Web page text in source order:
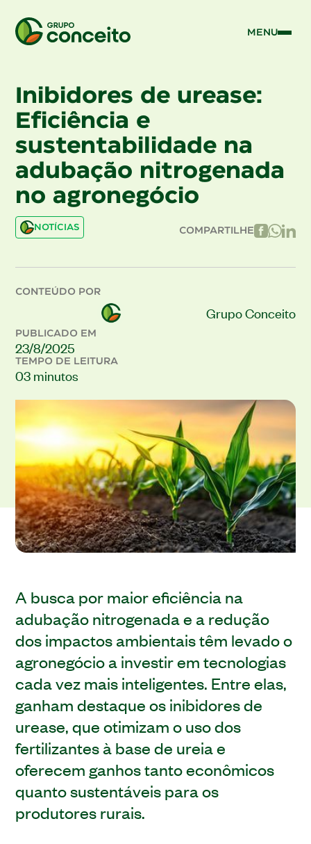
MENU
Inibidores de urease:
Eficiência e
sustentabilidade na
adubação nitrogenada
no agronegócio
NOTÍCIAS COMPARTILHE
CONTEÚDO POR
Grupo Conceito
PUBLICADO EM
23/8/2025
TEMPO DE LEITURA
03 minutos
A busca por maior eficiência na
adubação nitrogenada e a redução
dos impactos ambientais têm levado o
agronegócio a investir em tecnologias
cada vez mais inteligentes. Entre elas,
ganham destaque os inibidores de
urease, que otimizam o uso dos
fertilizantes à base de ureia e
oferecem ganhos tanto econômicos
quanto sustentáveis para os
produtores rurais.